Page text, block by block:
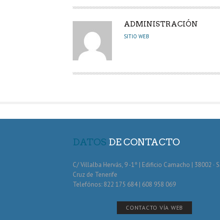
A
U
R
ADMINISTRACIÓN
SITIO WEB
DATOS DE CONTACTO
C/ Villalba Hervás, 9 -1º | Edificio Camacho | 38002 ·
Cruz de Tenerife
Telefónos: 822 175 684 | 608 958 069
CONTACTO VÍA WEB